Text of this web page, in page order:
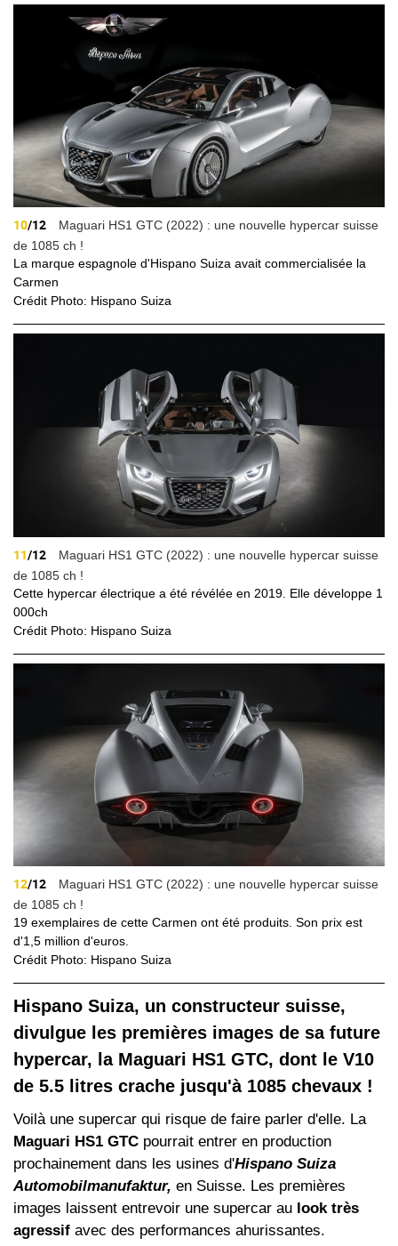
10/12
Maguari HS1 GTC (2022) : une nouvelle hypercar suisse
de 1085 ch !
La marque espagnole d'Hispano Suiza avait commercialisée la
Carmen
Crédit Photo: Hispano Suiza
11/12
Maguari HS1 GTC (2022) : une nouvelle hypercar suisse
de 1085 ch !
Cette hypercar électrique a été révélée en 2019. Elle développe 1
000ch
Crédit Photo: Hispano Suiza
12/12
Maguari HS1 GTC (2022) : une nouvelle hypercar suisse
de 1085 ch !
19 exemplaires de cette Carmen ont été produits. Son prix est
d'1,5 million d'euros.
Crédit Photo: Hispano Suiza
Hispano Suiza, un constructeur suisse,
divulgue les premières images de sa future
hypercar, la Maguari HS1 GTC, dont le V10
de 5.5 litres crache jusqu'à 1085 chevaux !
Voilà une supercar qui risque de faire parler d'elle. La
Maguari HS1 GTC pourrait entrer en production
prochainement dans les usines d'Hispano Suiza
Automobilmanufaktur, en Suisse. Les premières
images laissent entrevoir une supercar au look très
agressif avec des performances ahurissantes.